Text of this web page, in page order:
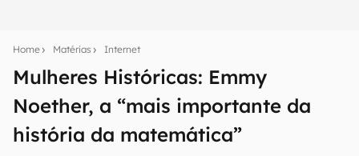
Home Matérias Internet
Mulheres Históricas: Emmy
Noether, a “mais importante da
história da matemática”
notícias e reviews sobre tecnologia em primeira
mão.
E-mail